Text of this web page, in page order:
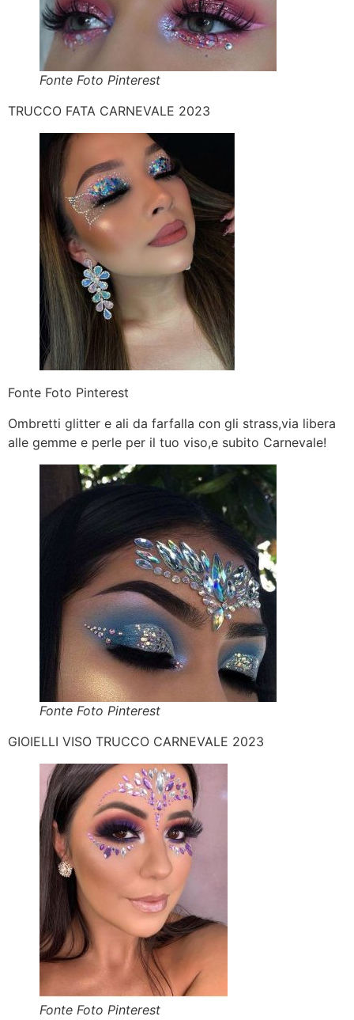
Fonte Foto Pinterest
TRUCCO FATA CARNEVALE 2023
Fonte Foto Pinterest
Ombretti glitter e ali da farfalla con gli strass,via libera
alle gemme e perle per il tuo viso,e subito Carnevale!
Fonte Foto Pinterest
GIOIELLI VISO TRUCCO CARNEVALE 2023
Fonte Foto Pinterest